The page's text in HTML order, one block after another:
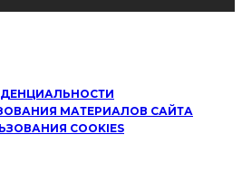
МАТЕРИАЛОВ САЙТА
COOKIES